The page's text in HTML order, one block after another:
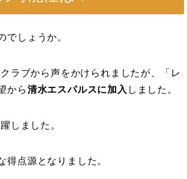
でしょうか。
ラブから声をかけられましたが、「レ
から清水エスパルスに加入 しました。
しました。
点源となりました。